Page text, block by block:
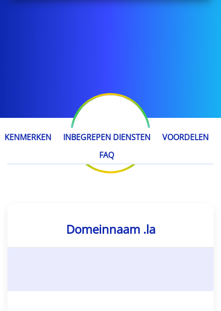
KENMERKEN INBEGREPEN DIENSTEN
VOORDELEN
FAQ
Domeinnaam .la